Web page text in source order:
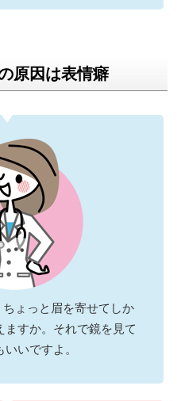
原因は表情癖
ょっと眉を寄せてしか
すか。それで鏡を見て
いですよ。